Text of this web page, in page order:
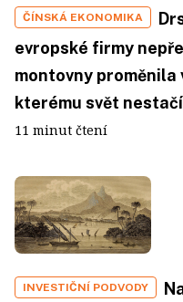
ČÍNSKÁ EKONOMIKA
evropské firmy
montovny
kterému svět nestačí
11 minut čtení
INVESTIČNÍ PODVODY